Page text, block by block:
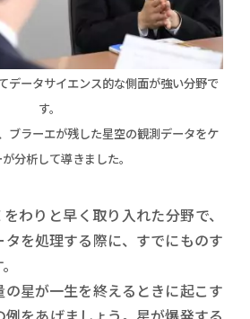
データサイエンス的な側面が強い分野で
す。
ブラーエが残した星空の観測データをケ
分析して導きました。
わりと早く取り入れた分野で、
を処理する際に、すでにものす
星が一生を終えるときに起こす